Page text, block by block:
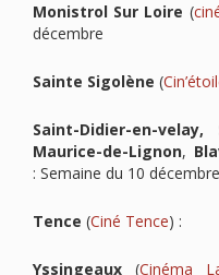
Monistrol Sur Loire (
décembre
Sainte Sigolène (
Saint-Didier-en-velay,
Maurice-de-Lignon,
: Semaine du 10 décembre
Tence (Ciné Tence) :
Yssingeaux (Cinéma